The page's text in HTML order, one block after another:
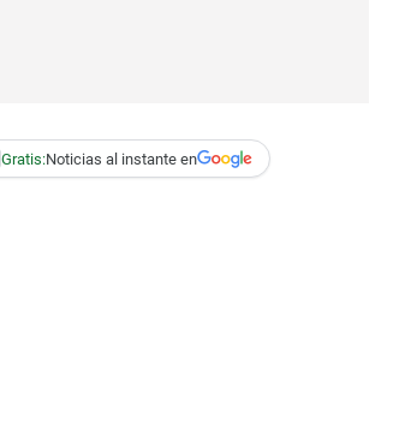
Gratis:Noticias al instante en